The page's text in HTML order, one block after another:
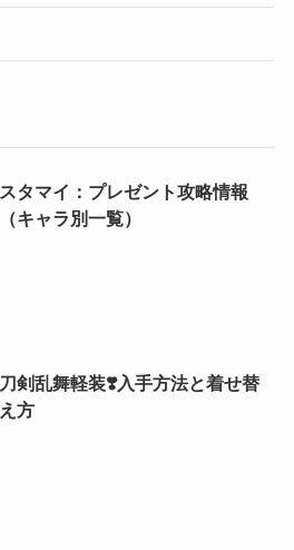
スタマイ：プレゼント攻略情報
（キャラ別一覧）
刀剣乱舞軽装❣️入手方法と着せ替
え方